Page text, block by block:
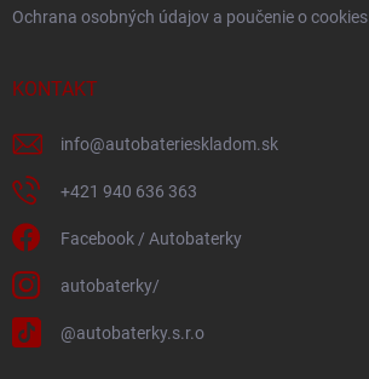
Ochrana osobných údajov a poučenie o cookies
KONTAKT
info@autobaterieskladom.sk
+421 940 636 363
Facebook / Autobaterky
autobaterky/
@autobaterky.s.r.o